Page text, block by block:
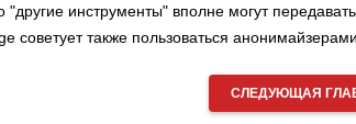
"другие инструменты" вполне могут
советует также пользоваться анонимайзерами.
СЛЕДУЮЩАЯ